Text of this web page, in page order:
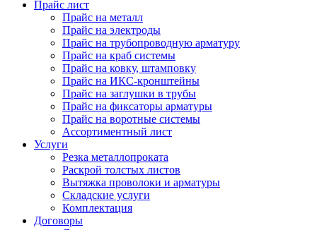
Прайс лист
Прайс на металл
Прайс на электроды
Прайс на трубопроводную арматуру
Прайс на краб системы
Прайс на ковку, штамповку
Прайс на ИКС-кронштейны
Прайс на заглушки в трубы
Прайс на фиксаторы арматуры
Прайс на воротные системы
Ассортиментный лист
Услуги
Резка металлопроката
Раскрой толстых листов
Вытяжка проволоки и арматуры
Складские услуги
Комплектация
Договоры